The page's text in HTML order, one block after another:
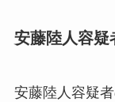
安藤陸人容疑
安藤陸人容疑者